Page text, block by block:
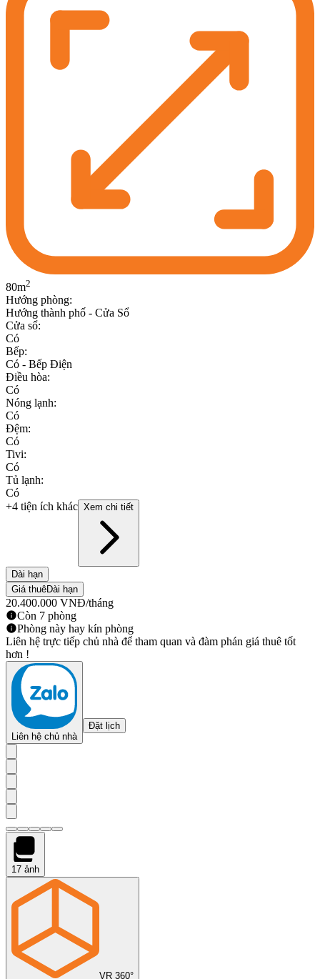
80m2
Hướng phòng:
Hướng thành phố - Cửa Sổ
Cửa sổ:
Có
Bếp:
Có - Bếp Điện
Điều hòa:
Có
Nóng lạnh:
Có
Đệm:
Có
Tivi:
Có
Tủ lạnh:
Có
+4 tiện ích khác Xem chi tiết
Dài hạn
Giá thuêDài hạn
20.400.000 VNĐ/tháng
Còn 7 phòng
Phòng này hay kín phòng
Liên hệ trực tiếp chủ nhà để tham quan và đàm phán giá thuê tốt
hơn !
Liên hệ chủ nhà
Đặt lịch
17 ảnh
VR 360°